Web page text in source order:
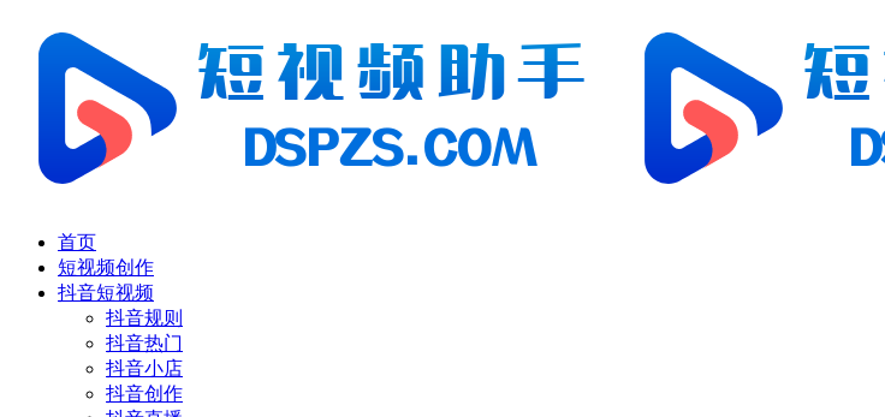
首页
短视频创作
抖音短视频
抖音规则
抖音热门
抖音小店
抖音创作